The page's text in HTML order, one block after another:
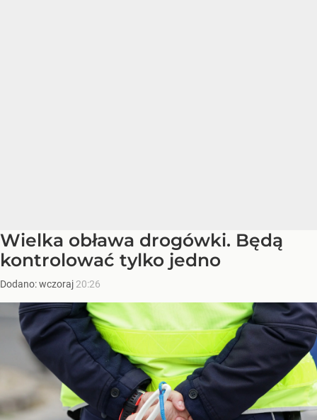
Wielka obława drogówki. Będą
kontrolować tylko jedno
Dodano:wczoraj 20:26